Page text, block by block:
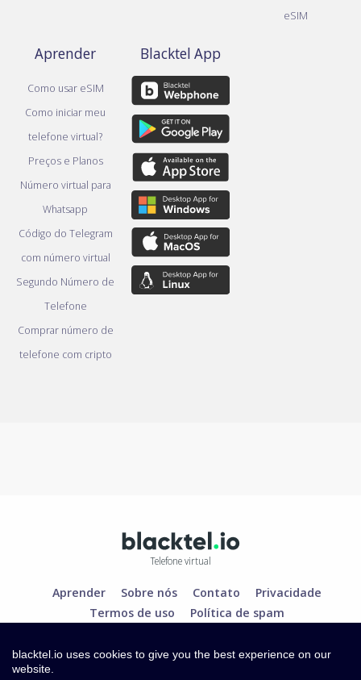
eSIM
Aprender
Como usar eSIM
Como iniciar meu
telefone virtual?
Preços e Planos
Número virtual para
Whatsapp
Código do Telegram
com número virtual
Segundo Número de
Telefone
Comprar número de
telefone com cripto
Blacktel App
Telefone virtual
Aprender Sobre nós Contato
Privacidade
Termos de uso
Política de spam
blacktel.io uses cookies to give you the best experience on our
website.